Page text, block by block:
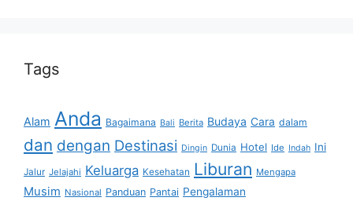
Tags
Alam Anda Bagaimana Bali Berita Budaya Cara dalam
dan dengan Destinasi Dingin Dunia Hotel Ide Indah Ini
Jalur Jelajahi Keluarga Kesehatan Liburan Mengapa
Musim Nasional Panduan Pantai Pengalaman